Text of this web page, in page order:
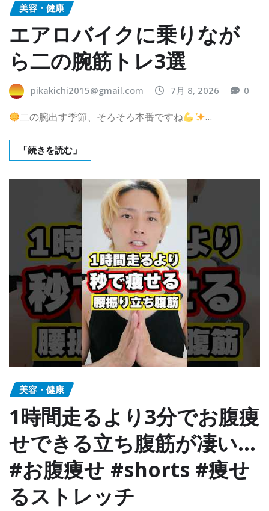
美容・健康
エアロバイクに乗りなが
ら二の腕筋トレ3選
pikakichi2015@gmail.com 7月 8, 2026 0
二の腕出す季節、そろそろ本番ですね …
「続きを読む」
美容・健康
1時間走るより3分でお腹痩
せできる立ち腹筋が凄い…
#お腹痩せ #shorts #痩せ
るストレッチ